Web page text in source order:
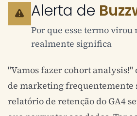
Alerta de
Por que esse termo virou
realmente significa
"Vamos fazer cohort
de marketing frequentemente
relatório de retenção do GA4